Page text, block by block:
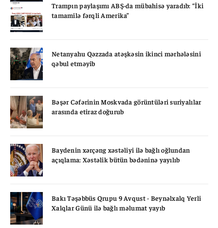
Trampın paylaşımı ABŞ-da mübahisə yaradıb: “İki
tamamilə fərqli Amerika”
Netanyahu Qəzzada atəşkəsin ikinci mərhələsini
qəbul etməyib
Bəşər Cəfərinin Moskvada görüntüləri suriyalılar
arasında etiraz doğurub
Baydenin xərçəng xəstəliyi ilə bağlı oğlundan
açıqlama: Xəstəlik bütün bədəninə yayılıb
Bakı Təşəbbüs Qrupu 9 Avqust - Beynəlxalq Yerli
Xalqlar Günü ilə bağlı məlumat yayıb